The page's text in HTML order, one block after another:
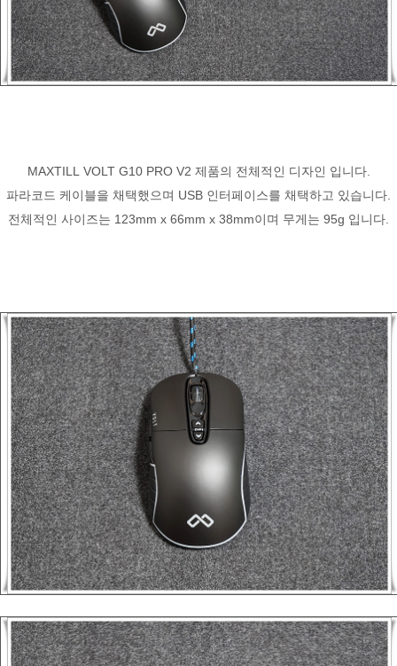
MAXTILL VOLT G10 PRO V2 제품의 전체적인 디자인 입니다.
파라코드 케이블을 채택했으며 USB 인터페이스를 채택하고 있습니다.
전체적인 사이즈는 123mm x 66mm x 38mm이며 무게는 95g 입니다.